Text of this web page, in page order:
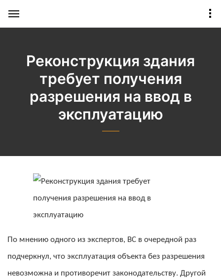
Реконструкция здания
требует получения
разрешения на ввод в
эксплуатацию
По мнению одного из экспертов, ВС в очередной раз
подчеркнул, что эксплуатация объекта без разрешения
невозможна и противоречит законодательству. Другой